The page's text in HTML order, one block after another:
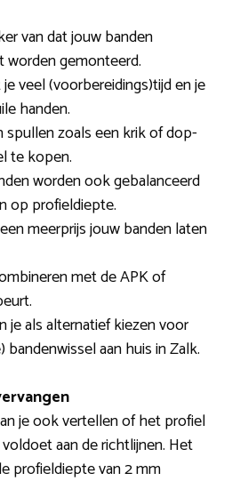
van dat jouw banden
worden gemonteerd.
veel (voorbereidings)tijd en je
handen.
spullen zoals een krik of dop-
te kopen.
worden ook gebalanceerd
op profieldiepte.
meerprijs jouw banden laten
met de APK of
je als alternatief kiezen voor
bandenwissel aan huis in Zalk.
je ook vertellen of het profiel
aan de richtlijnen. Het
profieldiepte van 2 mm